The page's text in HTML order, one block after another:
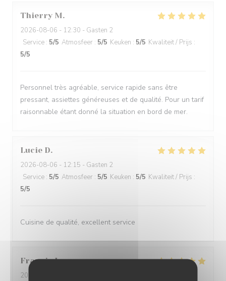
Thierry M
2026-08-06 - 12:30 - Gasten 2
Service : 5/5 Atmosfeer : 5/5 Keuken : 5/5 Kwaliteit / Prijs :
5/5
Personnel très agréable, service rapide sans être
pressant, assiettes généreuses et de qualité. Pour un tarif
raisonnable étant donné la situation en bord de mer.
Lucie D
2026-08-06 - 12:15 - Gasten 2
Service : 5/5 Atmosfeer : 5/5 Keuken : 5/5 Kwaliteit / Prijs :
5/5
Cuisine de qualité, excellent service
Francis L
2026-08-05